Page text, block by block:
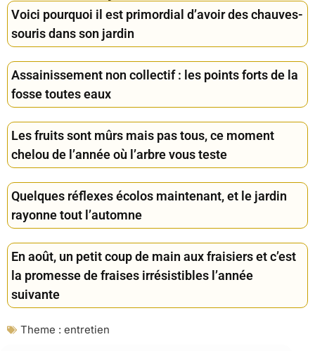
Voici pourquoi il est primordial d’avoir des chauves-
souris dans son jardin
Assainissement non collectif : les points forts de la
fosse toutes eaux
Les fruits sont mûrs mais pas tous, ce moment
chelou de l’année où l’arbre vous teste
Quelques réflexes écolos maintenant, et le jardin
rayonne tout l’automne
En août, un petit coup de main aux fraisiers et c’est
la promesse de fraises irrésistibles l’année
suivante
Theme : entretien